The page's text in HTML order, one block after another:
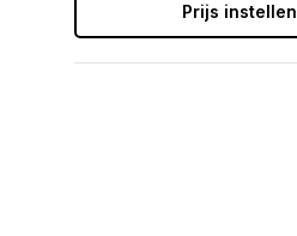
Prijs instellen